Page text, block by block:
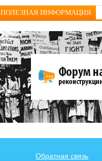
ПОЛЕЗНАЯ ИНФОРМАЦИЯ
Обратная связь